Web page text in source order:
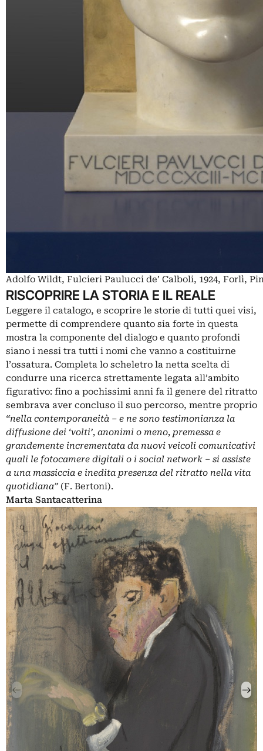
Adolfo Wildt, Fulcieri Paulucci de’ Calboli, 1924, Forlì,
RISCOPRIRE LA STORIA E IL REALE
Leggere il catalogo, e scoprire le storie di tutti quei visi,
permette di comprendere quanto sia forte in questa
mostra la componente del dialogo e quanto profondi
siano i nessi tra tutti i nomi che vanno a costituirne
l’ossatura. Completa lo scheletro la netta scelta di
condurre una ricerca strettamente legata all’ambito
figurativo: fino a pochissimi anni fa il genere del ritratto
sembrava aver concluso il suo percorso, mentre proprio
“nella contemporaneità – e ne sono testimonianza la
diffusione dei ‘volti’, anonimi o meno, premessa e
grandemente incrementata da nuovi veicoli comunicativi
quali le fotocamere digitali o i social network – si assiste
a una massiccia e inedita presenza del ritratto nella vita
quotidiana” (F. Bertoni).
Marta Santacatterina